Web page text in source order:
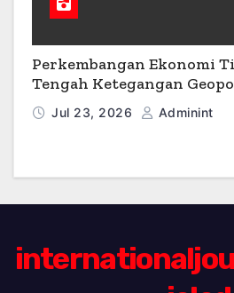
Perkembangan Ekonomi
Tengah Ketegangan
Jul 23, 2026 Adminint